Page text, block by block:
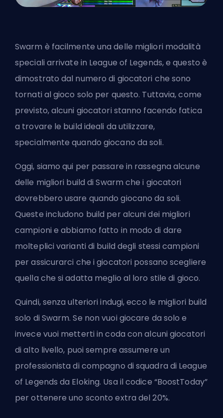
Swarm è facilmente una delle migliori modalità
speciali arrivate in League of Legends, e questo è
dimostrato dal numero di giocatori che sono
tornati al gioco solo per questo. Tuttavia, come
previsto, alcuni giocatori stanno facendo fatica
a trovare le build ideali da utilizzare,
specialmente quando giocano da soli.
Oggi, siamo qui per passare in rassegna alcune
delle migliori build di Swarm che i giocatori
dovrebbero usare quando giocano da soli.
Queste includono build per alcuni dei migliori
campioni e abbiamo fatto in modo di dare
molteplici varianti di build degli stessi campioni
per assicurarci che i giocatori possano scegliere
quella che si adatta meglio al loro stile di gioco.
Quindi, senza ulteriori indugi, ecco le migliori build
solo di Swarm. Se non vuoi giocare da solo e
invece vuoi metterti in coda con alcuni giocatori
di alto livello, puoi sempre assumere un
professionista di compagno di squadra di League
of Legends da Eloking. Usa il codice “BoostToday”
per ottenere uno sconto extra del 20%.